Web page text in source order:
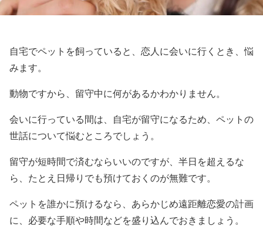
自宅でペットを飼っていると、恋人に会いに行くとき、悩
みます。
動物ですから、留守中に何があるかわかりません。
会いに行っている間は、自宅が留守になるため、ペットの
世話について悩むところでしょう。
留守が短時間で済むならいいのですが、半日を超えるな
ら、たとえ日帰りでも預けておくのが無難です。
ペットを誰かに預けるなら、あらかじめ遠距離恋愛の計画
に、必要な手順や時間などを盛り込んでおきましょう。